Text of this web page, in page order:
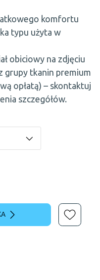
komfortu
typu użyta w
obiciowy na zdjęciu
grupy tkanin premium
opłatą) – skontaktuj
szczegółów.